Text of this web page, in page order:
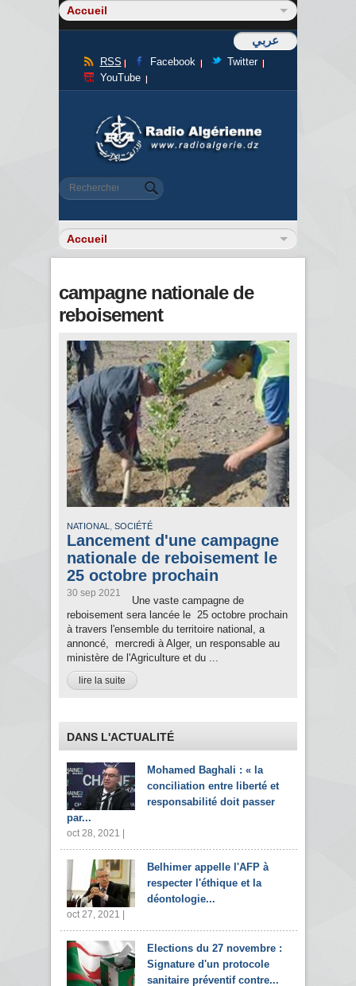
عربي
RSS Facebook
Twitter
YouTube
Formulaire de recherche
Rechercher
campagne nationale de
reboisement
NATIONAL , SOCIÉTÉ
Lancement d'une campagne
nationale de reboisement le
25 octobre prochain
30 sep 2021
Une vaste campagne de
reboisement sera lancée le 25 octobre prochain
à travers l'ensemble du territoire national, a
annoncé, mercredi à Alger, un responsable au
ministère de l'Agriculture et du ...
lire la suite
DANS L'ACTUALITÉ
Mohamed Baghali : « la
conciliation entre liberté et
responsabilité doit passer
par...
oct 28, 2021 |
Belhimer appelle l'AFP à
respecter l'éthique et la
déontologie...
oct 27, 2021 |
Elections du 27 novembre :
Signature d'un protocole
sanitaire préventif contre...